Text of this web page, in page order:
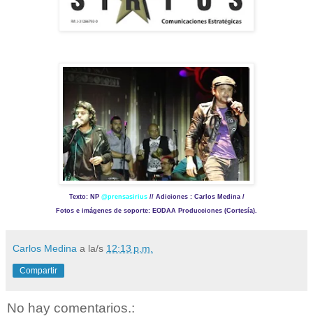
Texto: NP @prensasirius// Adiciones : Carlos Medina /
Fotos e imágenes de soporte: EODAA Producciones (Cortesía).
Carlos Medina a la/s 12:13 p.m.
Compartir
No hay comentarios.: